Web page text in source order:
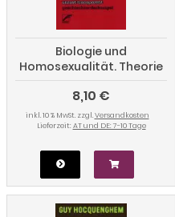
Biologie und
Homosexualität. Theorie
und Anwendung im
gesellschaftlichen
Kontext
8,10 €
inkl. 10 % MwSt. zzgl.Versandkosten
Lieferzeit: AT und DE: 7-10 Tage